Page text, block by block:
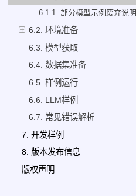
6.1.1. 部分模型示例废弃说明
6.2. 环境准备
6.3. 模型获取
6.4. 数据集准备
6.5. 样例运行
6.6. LLM样例
6.7. 常见错误解析
7. 开发样例
8. 版本发布信息
版权声明